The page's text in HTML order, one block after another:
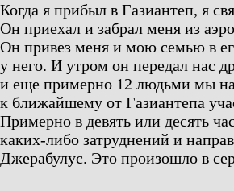
Когда я прибыл в Газиантеп, я
Он приехал и забрал меня из
Он привез меня и мою семью в
у него. И утром он передал нас
и еще примерно 12 людьми мы
к ближайшему от Газиантепа
Примерно в девять или десять
каких-либо затруднений и
Джерабулус. Это произошло в